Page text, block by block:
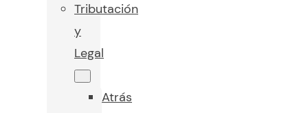
Tributación
y
Legal
Atrás